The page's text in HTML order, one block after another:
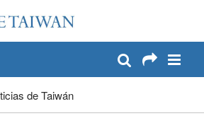
de Taiwán